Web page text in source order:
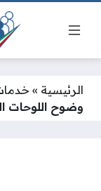
الرئيسية »
وضوح اللوحات